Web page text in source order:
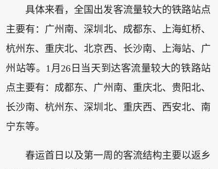
具体来看，全国出发客流量较大的铁路站点
主要有：广州南、深圳北、成都东、上海虹桥、
杭州东、重庆北、北京西、长沙南、上海站、广
州站等。1月26日当天到达客流量较大的铁路站
点主要有：成都东、广州南、重庆北、贵阳北、
长沙南、杭州东、深圳北、重庆西、西安北、南
宁东等。
春运首日以及第一周的客流结构主要以返乡